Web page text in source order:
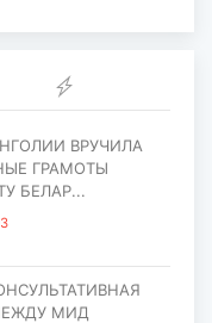
ВРУЧИЛА
ГРАМОТЫ
БЕЛАР...
МИД